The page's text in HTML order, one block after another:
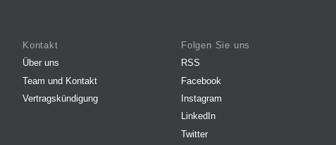
Kontakt
Über uns
Team und Kontakt
Vertragskündigung
Folgen Sie uns
RSS
Facebook
Instagram
LinkedIn
Twitter